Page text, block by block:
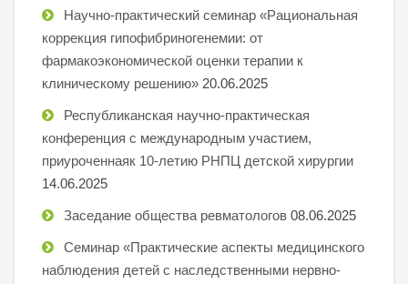
Научно-практический семинар «Рациональная
коррекция гипофибриногенемии: от
фармакоэкономической оценки терапии к
клиническому решению» 20.06.2025
Республиканская научно-практическая
конференция с международным участием,
приуроченнаяк 10-летию РНПЦ детской хирургии
14.06.2025
Заседание общества ревматологов 08.06.2025
Семинар «Практические аспекты медицинского
наблюдения детей с наследственными нервно-